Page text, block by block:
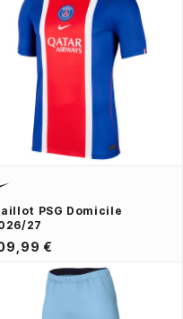
PSG Domicile
27
€